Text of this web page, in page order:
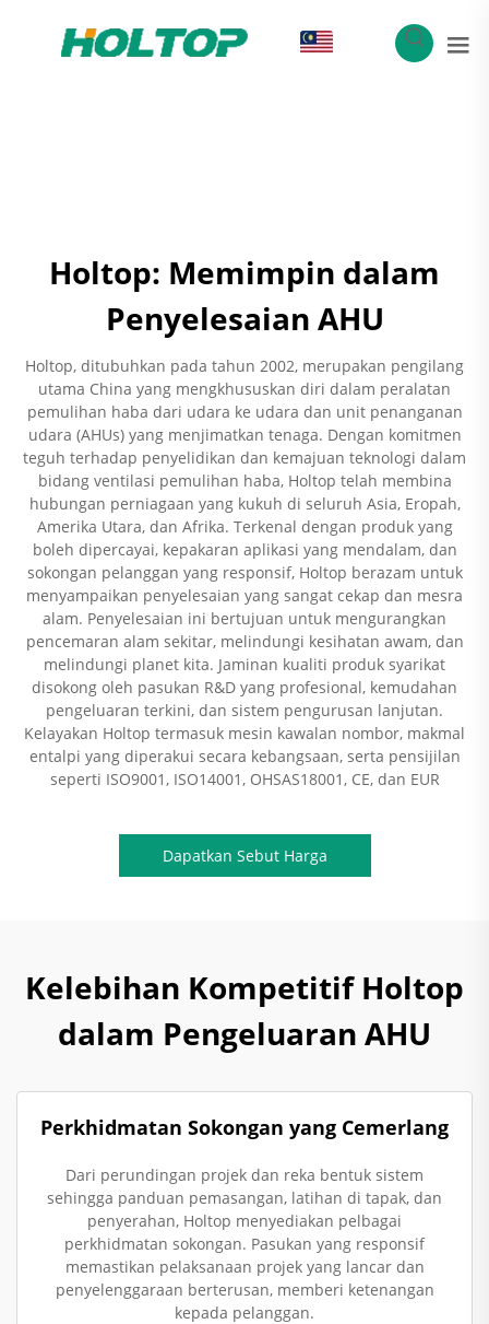
Holtop: Memimpin dalam
Penyelesaian AHU
Holtop, ditubuhkan pada tahun 2002, merupakan pengilang
utama China yang mengkhususkan diri dalam peralatan
pemulihan haba dari udara ke udara dan unit penanganan
udara (AHUs) yang menjimatkan tenaga. Dengan komitmen
teguh terhadap penyelidikan dan kemajuan teknologi dalam
bidang ventilasi pemulihan haba, Holtop telah membina
hubungan perniagaan yang kukuh di seluruh Asia, Eropah,
Amerika Utara, dan Afrika. Terkenal dengan produk yang
boleh dipercayai, kepakaran aplikasi yang mendalam, dan
sokongan pelanggan yang responsif, Holtop berazam untuk
menyampaikan penyelesaian yang sangat cekap dan mesra
alam. Penyelesaian ini bertujuan untuk mengurangkan
pencemaran alam sekitar, melindungi kesihatan awam, dan
melindungi planet kita. Jaminan kualiti produk syarikat
disokong oleh pasukan R&D yang profesional, kemudahan
pengeluaran terkini, dan sistem pengurusan lanjutan.
Kelayakan Holtop termasuk mesin kawalan nombor, makmal
entalpi yang diperakui secara kebangsaan, serta pensijilan
seperti ISO9001, ISO14001, OHSAS18001, CE, dan EUR
Dapatkan Sebut Harga
Kelebihan Kompetitif Holtop
dalam Pengeluaran AHU
Perkhidmatan Sokongan yang Cemerlang
Dari perundingan projek dan reka bentuk sistem
sehingga panduan pemasangan, latihan di tapak, dan
penyerahan, Holtop menyediakan pelbagai
perkhidmatan sokongan. Pasukan yang responsif
memastikan pelaksanaan projek yang lancar dan
penyelenggaraan berterusan, memberi ketenangan
kepada pelanggan.